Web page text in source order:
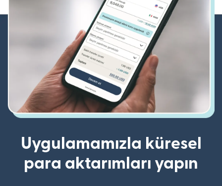
Uygulamamızla küresel
para aktarımları yapın